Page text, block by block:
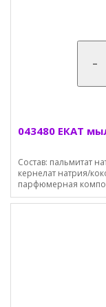
-
043480 ЕКАТ
Состав: пальмитат
кернелат натрия/
парфюмерная